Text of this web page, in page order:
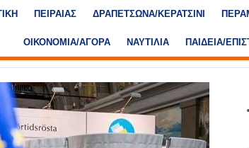
ΠΕΙΡΑΙΑΣ ΔΡΑΠΕΤΣΩΝΑ/ΚΕΡΑΤΣΙΝΙ
ΟΙΚΟΝΟΜΙΑ/ΑΓΟΡΑ ΝΑΥΤΙΛΙΑ ΠΑΙΔΕΙΑ/